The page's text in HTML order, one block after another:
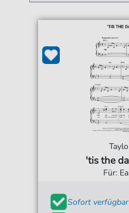
'tis the
Für:
Sofort verfügbar